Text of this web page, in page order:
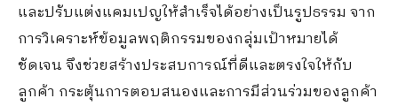
และปรับแต่งแคมเปญให้สำเร็จได้อย่างเป็นรูปธรรม จาก
การวิเคราะห์ข้อมูลพฤติกรรมของกลุ่มเป้าหมายได้
ชัดเจน จึงช่วยสร้างประสบการณ์ที่ดีและตรงใจให้กับ
ลูกค้า กระตุ้นการตอบสนองและการมีส่วนร่วมของลูกค้า